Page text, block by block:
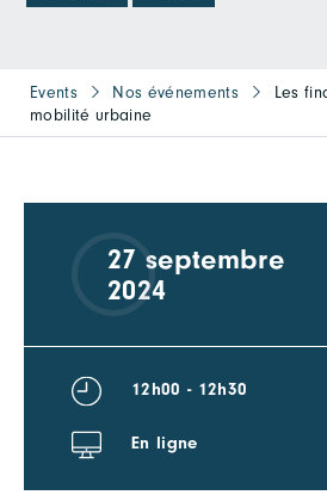
Events Nos événements
Les
mobilité urbaine
27 septembre
2024
12h00 - 12h30
En ligne